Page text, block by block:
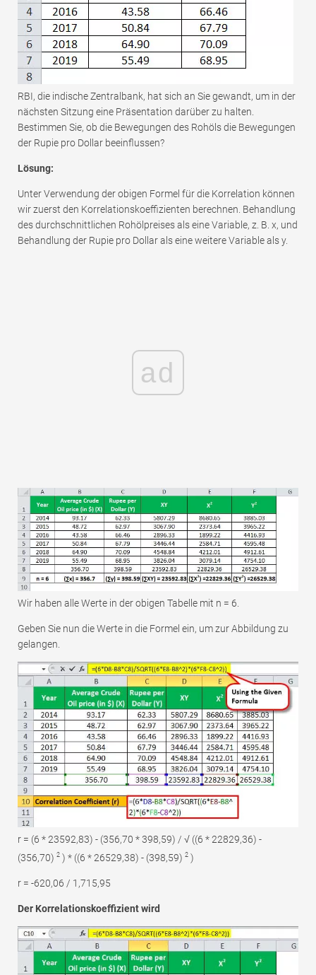
RBI, die indische Zentralbank, hat sich an Sie gewandt, um in der
nächsten Sitzung eine Präsentation darüber zu halten.
Bestimmen Sie, ob die Bewegungen des Rohöls die Bewegungen
der Rupie pro Dollar beeinflussen?
Lösung:
Unter Verwendung der obigen Formel für die Korrelation können
wir zuerst den Korrelationskoeffizienten berechnen. Behandlung
des durchschnittlichen Rohölpreises als eine Variable, z. B. x, und
Behandlung der Rupie pro Dollar als eine weitere Variable als y.
ad
Wir haben alle Werte in der obigen Tabelle mit n = 6.
Geben Sie nun die Werte in die Formel ein, um zur Abbildung zu
gelangen.
r = (6 * 23592,83) - (356,70 * 398,59) / √ ((6 * 22829,36) -
(356,70) 2 ) * ((6 * 26529,38) - (398,59) 2 )
r = -620,06 / 1,715,95
Der Korrelationskoeffizient wird